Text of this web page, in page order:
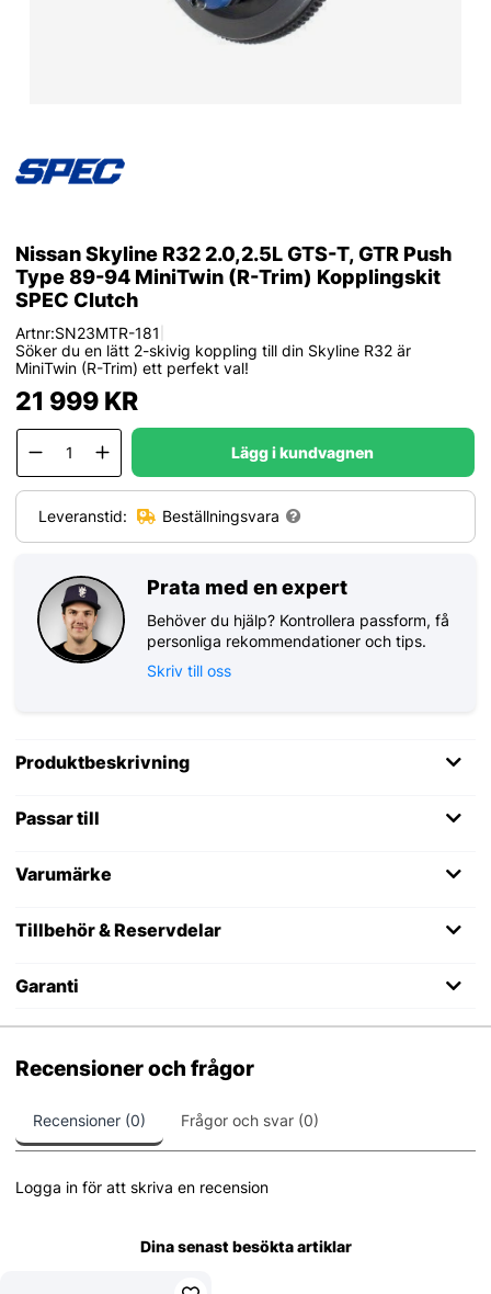
Nissan Skyline R32 2.0,2.5L GTS-T, GTR Push
Type 89-94 MiniTwin (R-Trim) Kopplingskit
SPEC Clutch
Artnr:SN23MTR-181
Söker du en lätt 2-skivig koppling till din Skyline R32 är
MiniTwin (R-Trim) ett perfekt val!
21 999KR
Lägg i kundvagnen
Leveranstid: Beställningsvara
Prata med en expert
Behöver du hjälp? Kontrollera passform, få
personliga rekommendationer och tips.
Skriv till oss
Produktbeskrivning
Passar till
Varumärke
Tillbehör & Reservdelar
Garanti
Recensioner och frågor
Recensioner (0) Frågor och svar (0)
Logga in för att skriva en recension
Dina senast besökta artiklar